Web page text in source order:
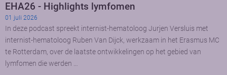
EHA26 - Highlights lymfomen
01 juli 2026
In deze podcast spreekt internist-hematoloog Jurjen Versluis met
internist-hematoloog Ruben Van Dijck, werkzaam in het Erasmus MC
te Rotterdam, over de laatste ontwikkelingen op het gebied van
lymfomen die werden …